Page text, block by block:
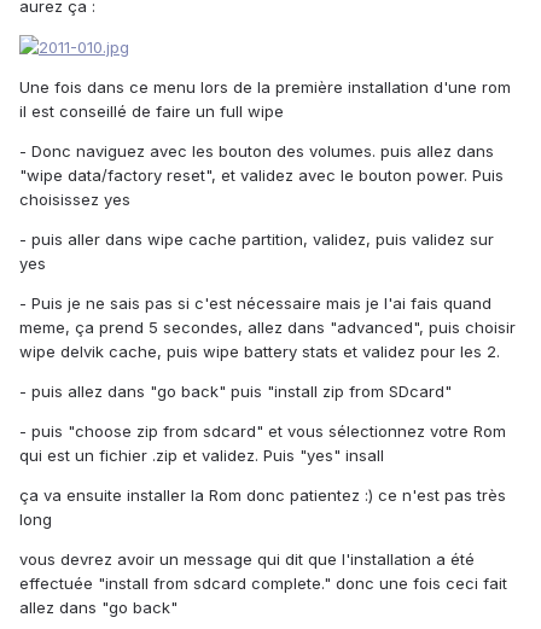
aurez ça :
Une fois dans ce menu lors de la première installation d'une rom
il est conseillé de faire un full wipe
- Donc naviguez avec les bouton des volumes. puis allez dans
"wipe data/factory reset", et validez avec le bouton power. Puis
choisissez yes
- puis aller dans wipe cache partition, validez, puis validez sur
yes
- Puis je ne sais pas si c'est nécessaire mais je l'ai fais quand
meme, ça prend 5 secondes, allez dans "advanced", puis choisir
wipe delvik cache, puis wipe battery stats et validez pour les 2.
- puis allez dans "go back" puis "install zip from SDcard"
- puis "choose zip from sdcard" et vous sélectionnez votre Rom
qui est un fichier .zip et validez. Puis "yes" insall
ça va ensuite installer la Rom donc patientez :) ce n'est pas très
long
vous devrez avoir un message qui dit que l'installation a été
effectuée "install from sdcard complete." donc une fois ceci fait
allez dans "go back"